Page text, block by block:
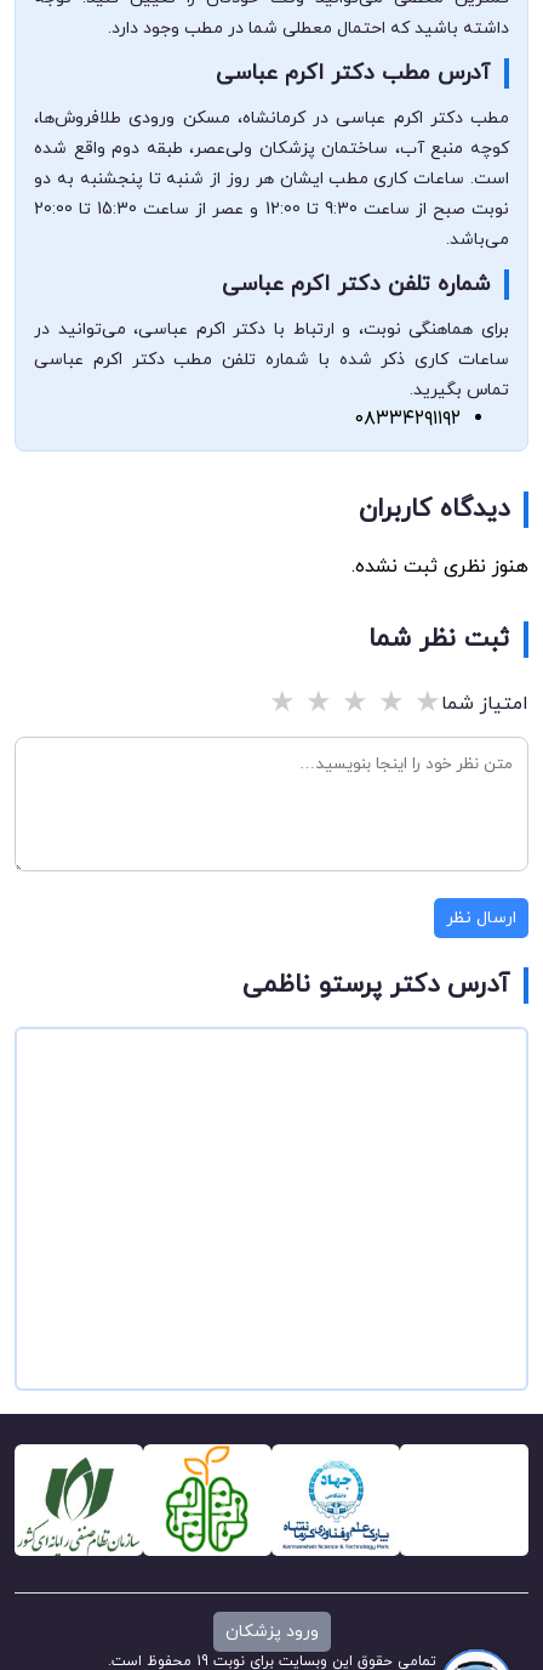
داشته باشید که احتمال معطلی شما در مطب وجود دارد.
آدرس مطب دکتر اکرم عباسی
مطب دکتر اکرم عباسی در کرمانشاه، مسکن ورودی طلافروش‌ها،
کوچه منبع آب، ساختمان پزشکان ولی‌عصر، طبقه دوم واقع شده
است. ساعات کاری مطب ایشان هر روز از شنبه تا پنجشنبه به دو
نوبت صبح از ساعت 9:30 تا 12:00 و عصر از ساعت 15:30 تا 20:00
می‌باشد.
شماره تلفن دکتر اکرم عباسی
برای هماهنگی نوبت، و ارتباط با دکتر اکرم عباسی، می‌توانید در
ساعات کاری ذکر شده با شماره تلفن مطب دکتر اکرم عباسی
تماس بگیرید.
۰۸۳۳۴۲۹۱۱۹۲
دیدگاه کاربران
هنوز نظری ثبت نشده.
ثبت نظر شما
امتیاز شما★
★
★
★
★
ارسال نظر
آدرس دکتر پرستو ناظمی
ورود پزشکان
تمامی حقوق این وبسایت برای نوبت 19 محفوظ است.